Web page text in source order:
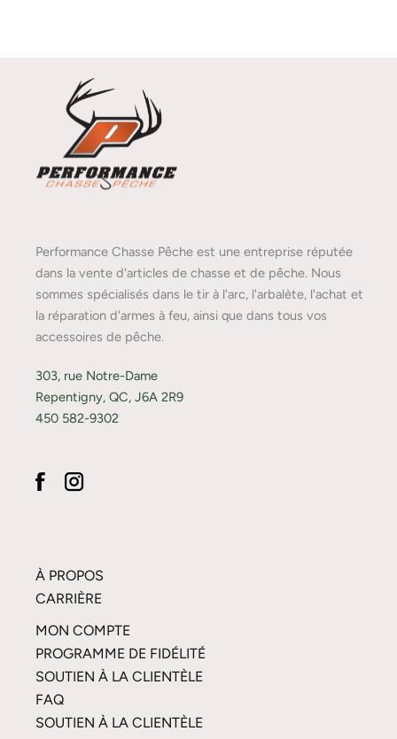
Performance Chasse Pêche est une entreprise réputée
dans la vente d'articles de chasse et de pêche. Nous
sommes spécialisés dans le tir à l'arc, l'arbalète, l'achat et
la réparation d'armes à feu, ainsi que dans tous vos
accessoires de pêche.
303, rue Notre-Dame
Repentigny, QC, J6A 2R9
450 582-9302
À PROPOS
CARRIÈRE
MON COMPTE
PROGRAMME DE FIDÉLITÉ
SOUTIEN À LA CLIENTÈLE
FAQ
SOUTIEN À LA CLIENTÈLE